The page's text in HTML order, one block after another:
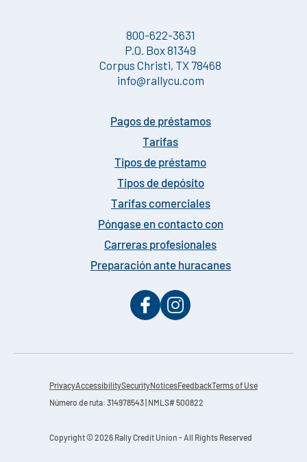
800-622-3631
P.O. Box 81349
Corpus Christi, TX 78468
info@rallycu.com
Pagos de préstamos
Tarifas
Tipos de préstamo
Tipos de depósito
Tarifas comerciales
Póngase en contacto con
Carreras profesionales
Preparación ante huracanes
PrivacyAccessibilitySecurityNoticesFeedback Terms of Use
Número de ruta: 314978543 | NMLS# 500822
Copyright © 2026 Rally Credit Union - All Rights Reserved